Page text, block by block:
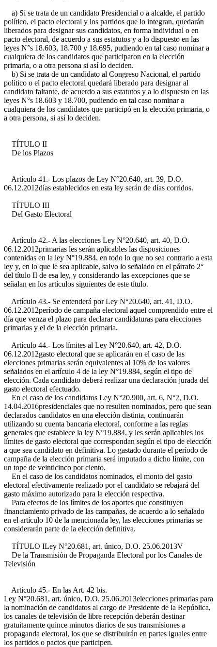
a) Si se trata de un candidato Presidencial o a alcalde, el partido
político, el pacto electoral y los partidos que lo integran, quedarán
liberados para designar sus candidatos, en forma individual o en
pacto electoral, de acuerdo a sus estatutos y a lo dispuesto en las
leyes N°s 18.603, 18.700 y 18.695, pudiendo en tal caso nominar a
cualquiera de los candidatos que participaron en la elección
primaria, o a otra persona si así lo deciden.
b) Si se trata de un candidato al Congreso Nacional, el partido
político o el pacto electoral quedará liberado para designar al
candidato faltante, de acuerdo a sus estatutos y a lo dispuesto en las
leyes N°s 18.603 y 18.700, pudiendo en tal caso nominar a
cualquiera de los candidatos que participó en la elección primaria, o
a otra persona, si así lo deciden.
TÍTULO II
De los Plazos
Artículo 41.- Los plazos de Ley N°20.640, art. 39, D.O.
06.12.2012días establecidos en esta ley serán de días corridos.
TÍTULO III
Del Gasto Electoral
Artículo 42.- A las elecciones Ley N°20.640, art. 40, D.O.
06.12.2012primarias les serán aplicables las disposiciones
contenidas en la ley N°19.884, en todo lo que no sea contrario a esta
ley y, en lo que le sea aplicable, salvo lo señalado en el párrafo 2°
del título II de esa ley, y considerando las excepciones que se
señalan en los artículos siguientes de este título.
Artículo 43.- Se entenderá porLey N°20.640, art. 41, D.O.
06.12.2012período de campaña electoral aquel comprendido entre el
día que venza el plazo para declarar candidaturas para elecciones
primarias y el de la elección primaria.
Artículo 44.- Los límites al Ley N°20.640, art. 42, D.O.
06.12.2012gasto electoral que se aplicarán en el caso de las
elecciones primarias serán equivalentes al 10% de los valores
señalados en el artículo 4 de la ley N°19.884, según el tipo de
elección. Cada candidato deberá realizar una declaración jurada del
gasto electoral efectuado.
En el caso de los candidatos Ley N°20.900, art. 6, N°2, D.O.
14.04.2016presidenciales que no resulten nominados, pero que sean
declarados candidatos en una elección distinta, continuarán
utilizando su cuenta bancaria electoral, conforme a las reglas
generales que establece la ley Nº19.884, y les serán aplicables los
límites de gasto electoral que correspondan según el tipo de elección
a que sea candidato en definitiva. Lo gastado durante el período de
campaña de la elección primaria será imputado a dicho límite, con
un tope de veinticinco por ciento.
En el caso de los candidatos nominados, el monto del gasto
electoral efectivamente realizado por el candidato se rebajará del
gasto máximo autorizado para la elección respectiva.
Para efectos de los límites de los aportes que constituyen
financiamiento privado de las campañas, de acuerdo a lo señalado
en el artículo 10 de la mencionada ley, las elecciones primarias se
considerarán parte de la elección definitiva.
TÍTULO ILey N°20.681, art. único, D.O. 25.06.2013V
De la Transmisión de Propaganda Electoral por los Canales de
Televisión
Artículo 45.- En las Art. 42 bis.
Ley N°20.681, art. único, D.O. 25.06.2013elecciones primarias para
la nominación de candidatos al cargo de Presidente de la República,
los canales de televisión de libre recepción deberán destinar
gratuitamente quince minutos diarios de sus transmisiones a
propaganda electoral, los que se distribuirán en partes iguales entre
los partidos o pactos que participen.